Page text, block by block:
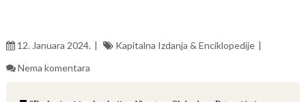
12. Januara 2024.
Kapitalna Izdanja & Enciklopedije
Nema komentara